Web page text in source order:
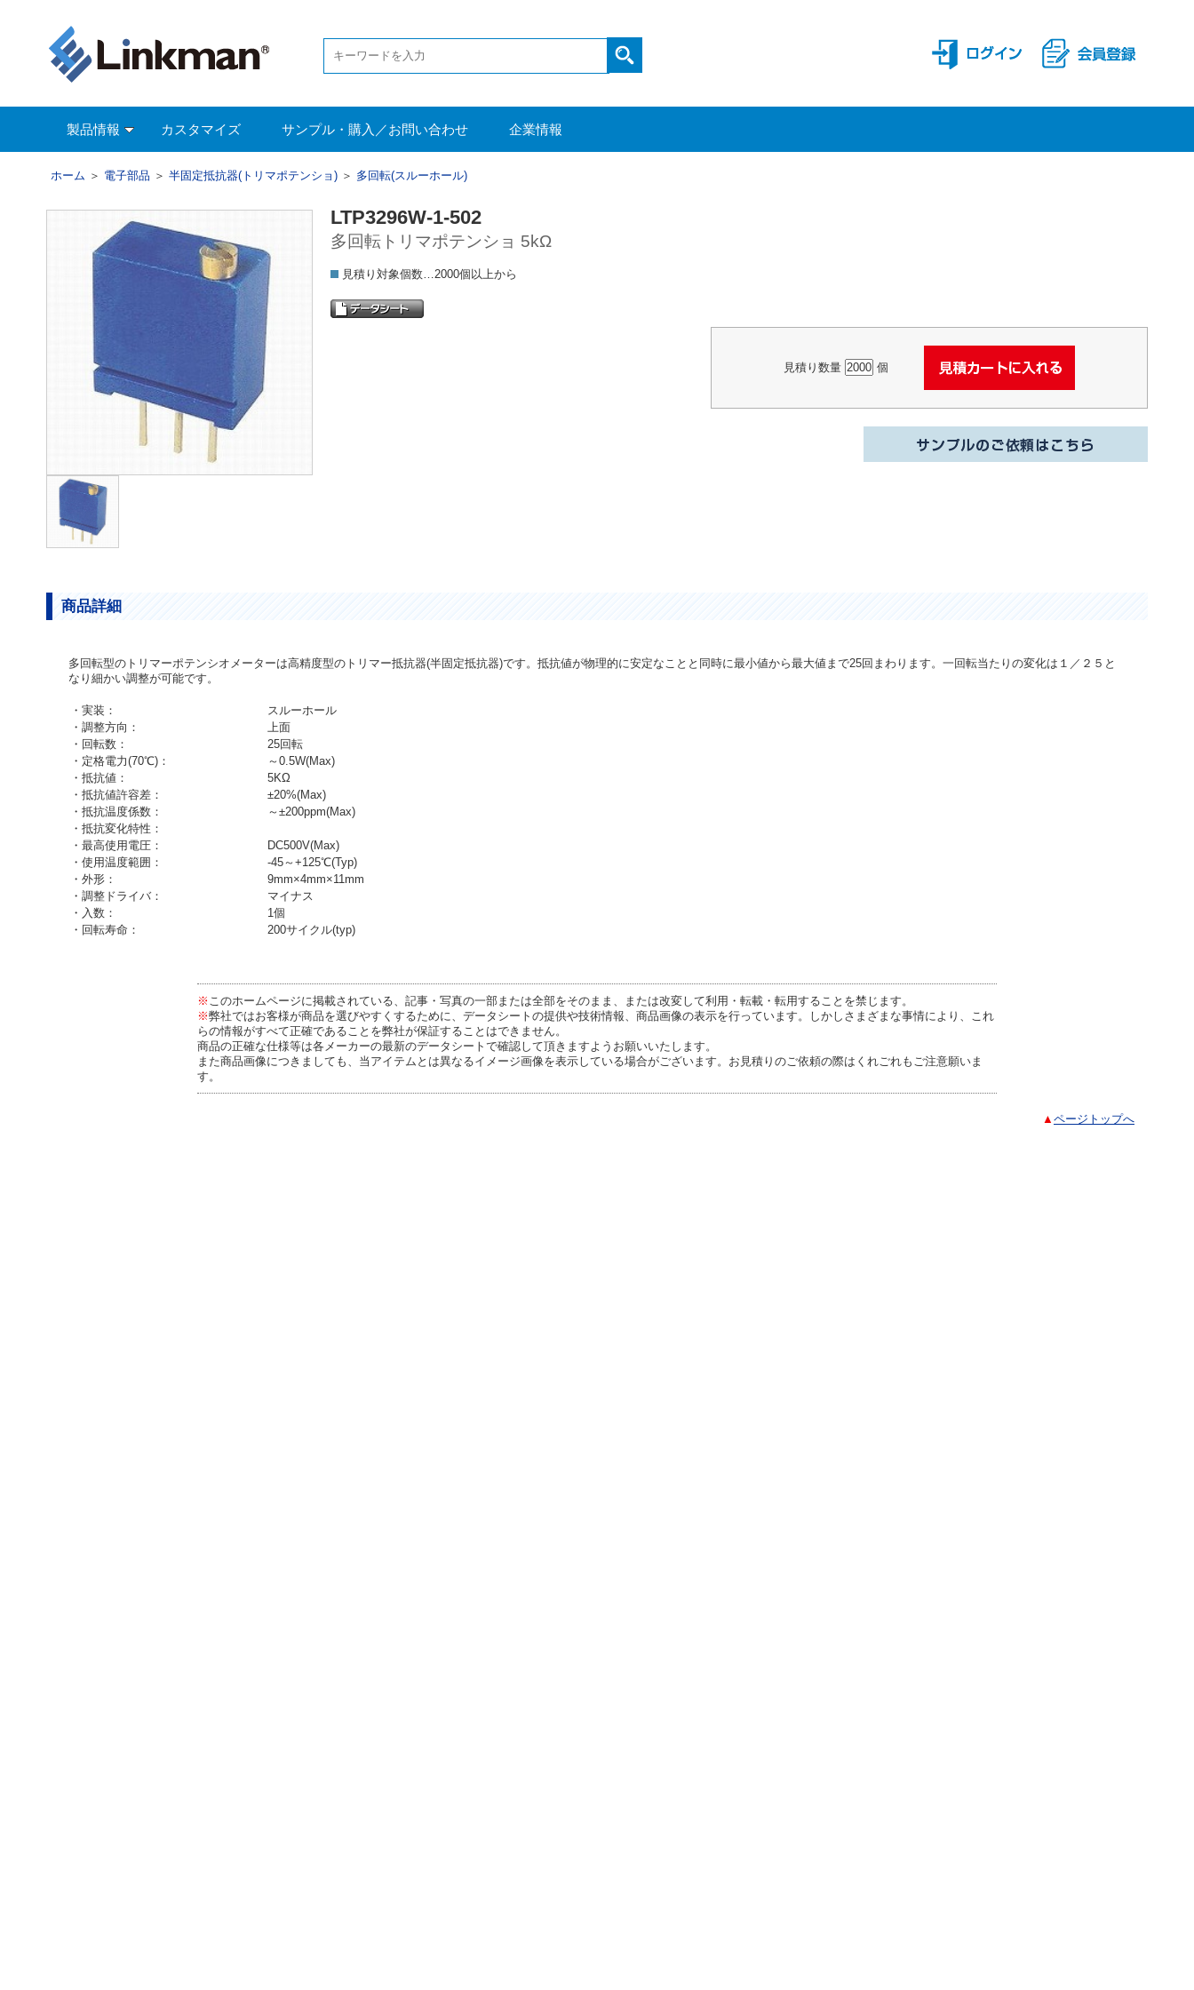
製品情報 カスタマイズ サンプル・購入／お問い合わせ 企業情報
ホーム ＞ 電子部品 ＞ 半固定抵抗器(トリマポテンショ) ＞ 多回転(スルーホール)
LTP3296W-1-502
多回転トリマポテンショ 5kΩ
見積り対象個数…2000個以上から
見積り数量 個
商品詳細
多回転型のトリマーポテンシオメーターは高精度型のトリマー抵抗器(半固定抵抗器)です。抵抗値が物理的に安定なことと同時に最小値から最大値まで25回まわります。一回転当たりの変化は１／２５と
なり細かい調整が可能です。
・実装：
スルーホール
・調整方向：
上面
・回転数：
25回転
・定格電力(70℃)：
～0.5W(Max)
・抵抗値：
5KΩ
・抵抗値許容差：
±20%(Max)
・抵抗温度係数：
～±200ppm(Max)
・抵抗変化特性：
・最高使用電圧：
DC500V(Max)
・使用温度範囲：
-45～+125℃(Typ)
・外形：
9mm×4mm×11mm
・調整ドライバ：
マイナス
・入数：
1個
・回転寿命：
200サイクル(typ)
※ このホームページに掲載されている、記事・写真の一部または全部をそのまま、または改変して利用・転載・転用することを禁じます。
※弊社ではお客様が商品を選びやすくするために、データシートの提供や技術情報、商品画像の表示を行っています。しかしさまざまな事情により、これ
らの情報がすべて正確であることを弊社が保証することはできません。
商品の正確な仕様等は各メーカーの最新のデータシートで確認して頂きますようお願いいたします。
また商品画像につきましても、当アイテムとは異なるイメージ画像を表示している場合がございます。お見積りのご依頼の際はくれごれもご注意願いま
す。
▲ ページトップへ